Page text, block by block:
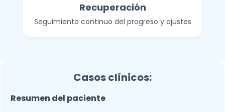
Recuperación
Seguimiento continuo del progreso y ajustes
Casos clínicos:
Resumen del paciente